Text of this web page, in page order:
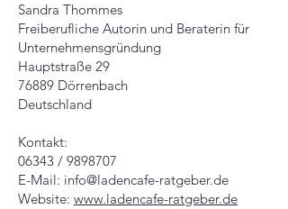
Sandra Thommes
Freiberufliche Autorin und Beraterin für
Unternehmensgründung
Hauptstraße 29
76889 Dörrenbach
Deutschland
Kontakt:
06343 / 9898707
E-Mail: info@ladencafe-ratgeber.de
Website: www.ladencafe-ratgeber.de